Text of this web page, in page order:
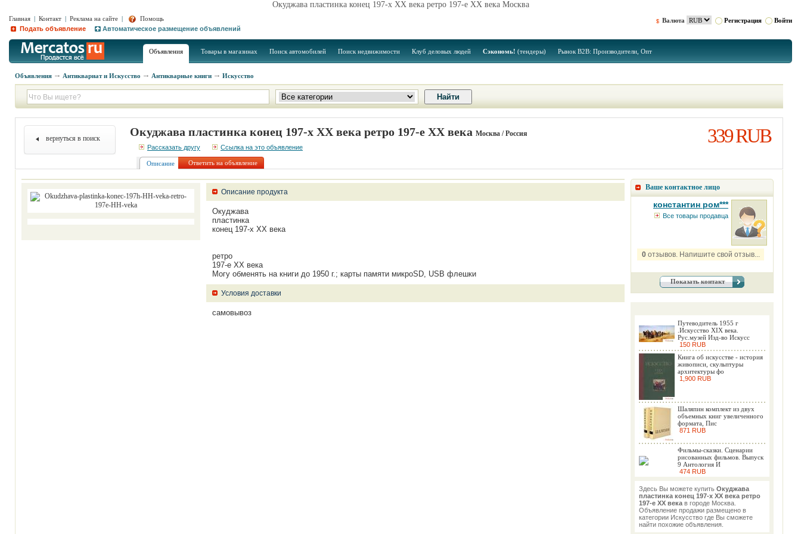
Окуджава пластинка конец 197-х ХХ века ретро 197-е ХХ века Москва
Главная | Контакт | Реклама на сайте |
Помощь
Подать объявление
Автоматическое размещение объявлений
Валюта Регистрация Войти
Объявления Товары в магазинах Поиск автомобилей Поиск недвижимости Клуб деловых людей Сэкономь! (тендеры) Рынок B2B: Производители, Опт
Объявления Антиквариат и Искусство Антикварные книги Искусство
вернуться в поиск Окуджава пластинка конец 197-х ХХ века ретро 197-е ХХ века Москва / Россия
Рассказать другу Ссылка на это объявление
339 RUB
Описание Ответить на объявление
Описание продукта
Окуджава
пластинка
конец 197-х ХХ века
ретро
197-е ХХ века
Могу обменять на книги до 1950 г.; кaрты памяти микроSD, USB флешки
Условия доставки
самовывоз
Ваше контактное лицо
константин ром***
Все товары продавца
0отзывов. Напишите свой отзыв...
Показать контакт
Путеводитель 1955 г
.Искусство ХIХ века.
Рус.музей Изд-во Искусс
150 RUB
Книга об искусстве - история
живописи, скульптуры
архитектуры фо
1,900 RUB
Шаляпин комплект из двух
объемных книг увеличенного
формата, Пис
871 RUB
Фильмы-сказки. Сценарии
рисованных фильмов. Выпуск
9 Антология И
474 RUB
Здесь Вы можете купить Окуджава
пластинка конец 197-х ХХ века ретро
197-е ХХ века в городе Москва.
Объявление продажи размещено в
категории Искусство где Вы сможете
найти похожие объявления.